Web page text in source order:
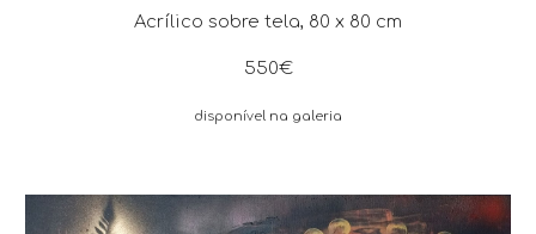
Acrílico sobre tela, 80 x 80 cm
550€
disponível na galeria